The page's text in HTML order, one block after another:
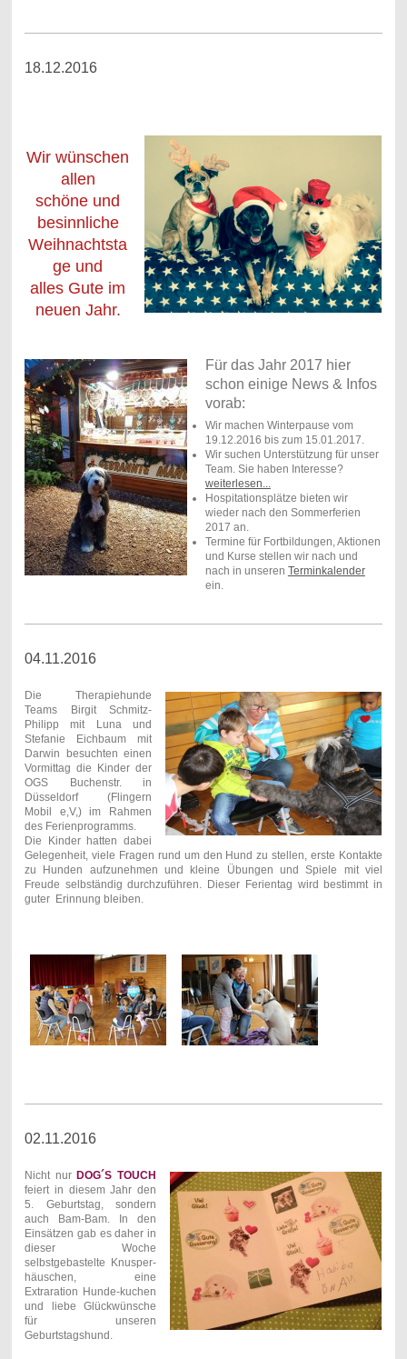
18.12.2016
Wir wünschen
allen
schöne und
besinnliche
Weihnachtsta
ge und
alles Gute im
neuen Jahr.
Für das Jahr 2017 hier
schon einige News & Infos
vorab:
Wir machen Winterpause vom
19.12.2016 bis zum 15.01.2017.
Wir suchen Unterstützung für unser
Team. Sie haben Interesse?
weiterlesen...
Hospitationsplätze bieten wir
wieder nach den Sommerferien
2017 an.
Termine für Fortbildungen, Aktionen
und Kurse stellen wir nach und
nach in unseren Terminkalender
ein.
04.11.2016
Die Therapiehunde
Teams Birgit Schmitz-
Philipp mit Luna und
Stefanie Eichbaum mit
Darwin besuchten einen
Vormittag die Kinder der
OGS Buchenstr. in
Düsseldorf (Flingern
Mobil e,V,) im Rahmen
des Ferienprogramms.
Die Kinder hatten dabei
Gelegenheit, viele Fragen rund um den Hund zu stellen, erste Kontakte
zu Hunden aufzunehmen und kleine Übungen und Spiele mit viel
Freude selbständig durchzuführen. Dieser Ferientag wird bestimmt in
guter Erinnung bleiben.
02.11.2016
Nicht nur DOG´S TOUCH
feiert in diesem Jahr den
5. Geburtstag, sondern
auch Bam-Bam. In den
Einsätzen gab es daher in
dieser Woche
selbstgebastelte Knusper-
häuschen, eine
Extraration Hunde-kuchen
und liebe Glückwünsche
für unseren
Geburtstagshund.